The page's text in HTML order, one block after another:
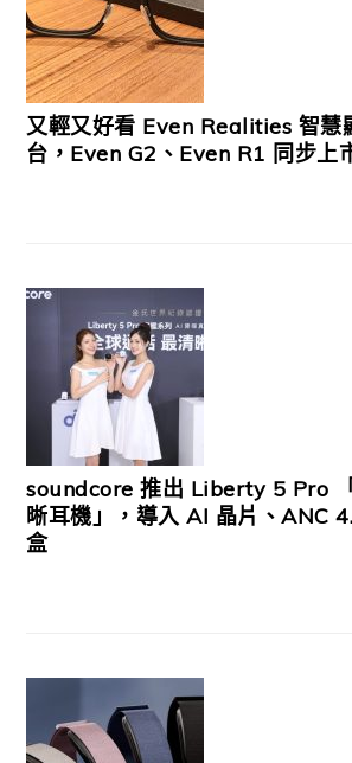
又輕又好看 Even Realities 智慧
台，Even G2、Even R1 同步上
soundcore 推出 Liberty 5 Pro
晰耳機」，導入 AI 晶片、ANC
盒